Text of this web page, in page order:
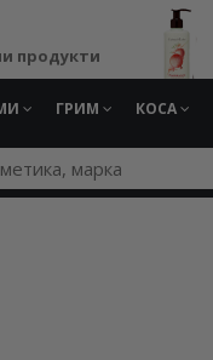
продукти
ГРИМ КОСА